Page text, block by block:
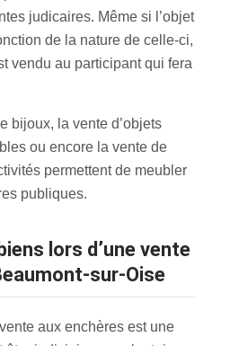
judicaires. Même si l’objet
de la nature de celle-ci,
vendu au participant qui fera
bijoux, la vente d’objets
ou encore la vente de
permettent de meubler
publiques.
sur-Oise
aux enchères est une